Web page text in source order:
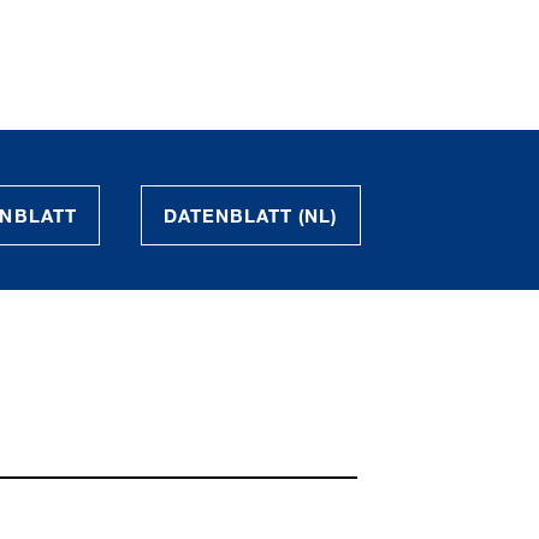
DATENBLATT (NL)